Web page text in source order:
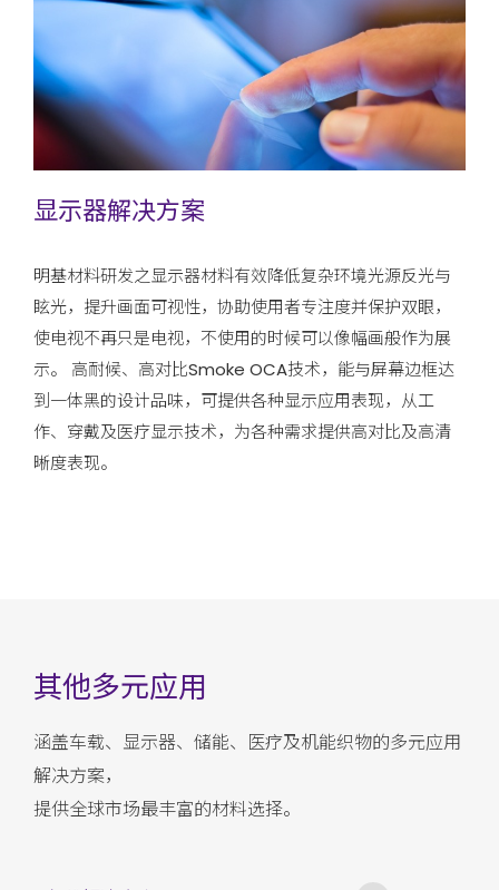
显示器解决方案
明基材料研发之显示器材料有效降低复杂环境光源反光与
眩光，提升画面可视性，协助使用者专注度并保护双眼，
使电视不再只是电视，不使用的时候可以像幅画般作为展
示。 高耐候、高对比Smoke OCA技术，能与屏幕边框达
到一体黑的设计品味，可提供各种显示应用表现，从工
作、穿戴及医疗显示技术，为各种需求提供高对比及高清
晰度表现。
其他多元应用
涵盖车载、显示器、储能、医疗及机能织物的多元应用
解决方案，
提供全球市场最丰富的材料选择。